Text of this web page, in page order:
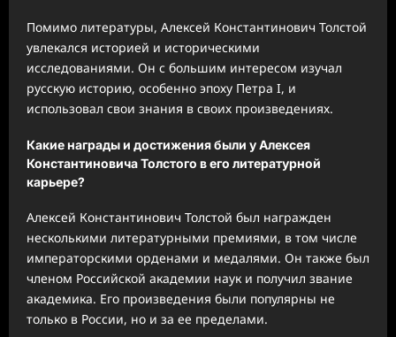
Помимо литературы, Алексей Константинович Толстой
увлекался историей и историческими
исследованиями. Он с большим интересом изучал
русскую историю, особенно эпоху Петра I, и
использовал свои знания в своих произведениях.
Какие награды и достижения были у Алексея
Константиновича Толстого в его литературной
карьере?
Алексей Константинович Толстой был награжден
несколькими литературными премиями, в том числе
императорскими орденами и медалями. Он также был
членом Российской академии наук и получил звание
академика. Его произведения были популярны не
только в России, но и за ее пределами.